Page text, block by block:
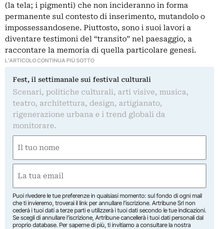
(la tela; i pigmenti) che non incideranno in forma
permanente sul contesto di inserimento, mutandolo o
impossessandosene. Piuttosto, sono i suoi lavori a
diventare testimoni del “transito” nel paesaggio, a
raccontare la memoria di quella particolare genesi.
L'ARTICOLO CONTINUA PIÙ SOTTO
Fest, il settimanale sui festival culturali
Scenari, politiche culturali, arti visive, musica,
teatro, architettura, design, artigianato,
rigenerazione urbana e i trend globali da
monitorare.
(Required)
First
(Required)
Puoi rivedere le tue preferenze in qualsiasi momento: sul fondo di ogni mail
che ti invieremo, troverai il link per annullare l’iscrizione. Artribune Srl non
cederà i tuoi dati a terze parti e utilizzerà i tuoi dati secondo le tue indicazioni.
Se scegli di annullare l’iscrizione, Artribune cancellerà i tuoi dati personali dal
proprio database. Per saperne di più, ti invitiamo a consultare la nostra